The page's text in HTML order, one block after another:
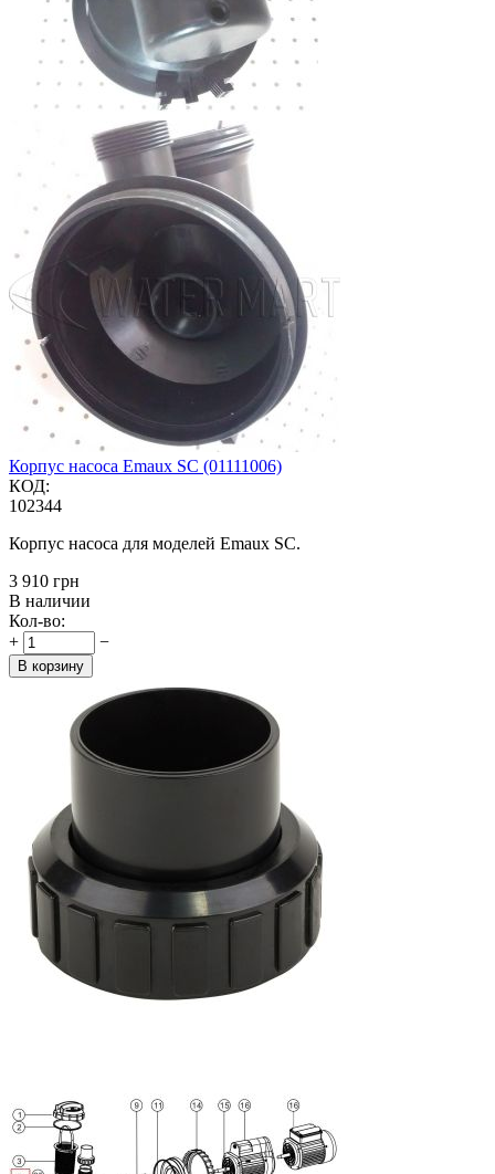
Корпус насоса Emaux SC (01111006)
КОД:
102344
Корпус насоса для моделей Emaux SC.
‍3 910‍ грн
В наличии
Кол-во:
+
−
В корзину